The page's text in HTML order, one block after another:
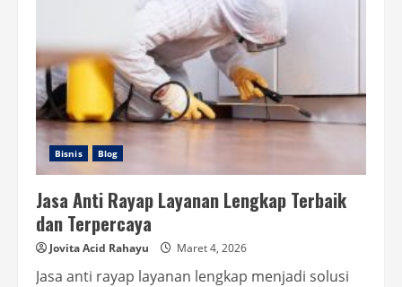
Bisnis Blog
Jasa Anti Rayap Layanan Lengkap Terbaik
dan Terpercaya
Jovita Acid Rahayu Maret 4, 2026
Jasa anti rayap layanan lengkap menjadi solusi